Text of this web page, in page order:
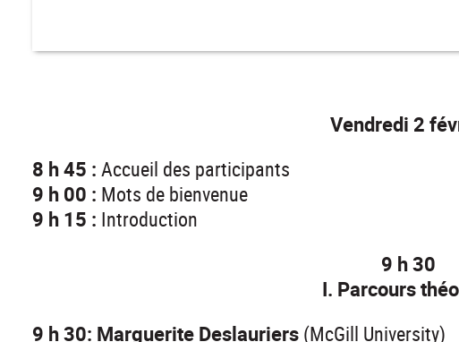
Vendredi 2
8 h 45 : Accueil des participants
9 h 00 : Mots de bienvenue
9 h 15 : Introduction
9 h 30
I. Parcours
9 h 30: Marguerite Deslauriers (McGill University)